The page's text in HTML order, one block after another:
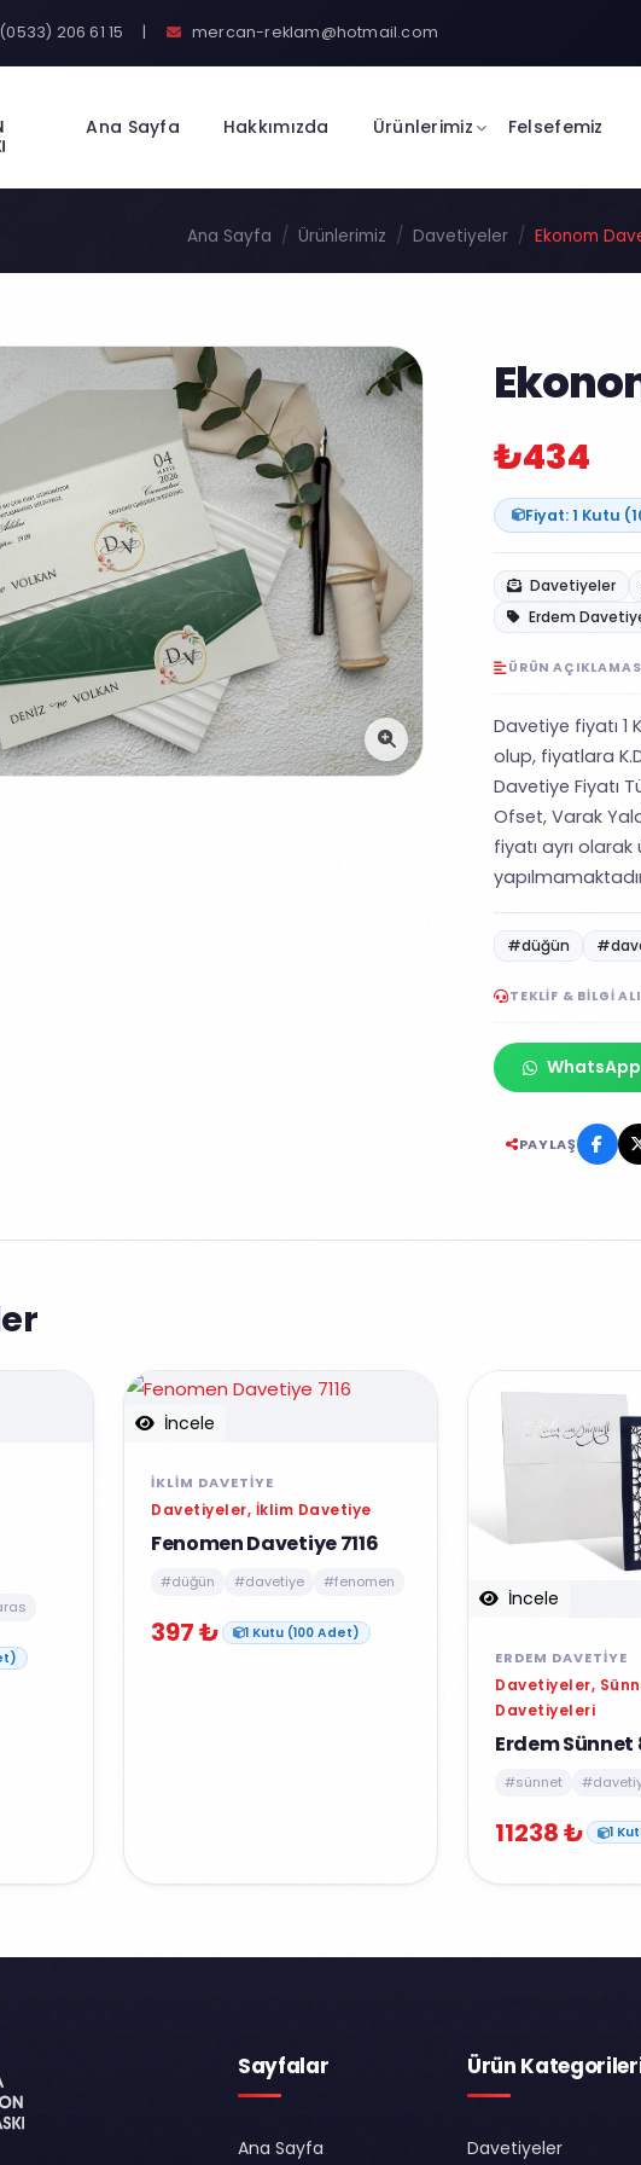
(0533) 206 61 15 | mercan-reklam@hotmail.com
Ana Sayfa Hakkımızda Ürünlerimiz Felsefemiz
Ana Sayfa Ürünlerimiz Davetiyeler Ekonom
₺434
Fiyat: 1 Kutu
Davetiyeler
Erdem
ÜRÜN
Davetiye fiyatı 1
olup, fiyatlara
Davetiye Fiyatı
Ofset, Varak
fiyatı ayrı
#düğün
TEKLIF & BILGI
PAYLAŞ
İncele
İKLIM DAVETIYE
Davetiyeler, İklim Davetiye
Fenomen Davetiye 7116
#düğün #davetiye #fenomen
397 ₺ 1 Kutu (100 Adet)
İncele
ERDEM DAVETIYE
Davetiyeler,
Davetiyeleri
Erdem Sünnet
#sünnet
11238 ₺ 1
Sayfalar
Ana Sayfa
Ürün
Davetiyeler